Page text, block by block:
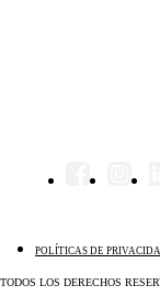
LOS DERECHOS
POLÍTICAS DE